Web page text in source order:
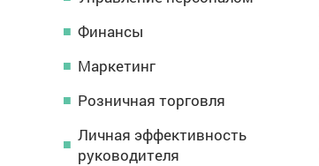
Финансы
Маркетинг
Розничная торговля
Личная эффективность
руководителя